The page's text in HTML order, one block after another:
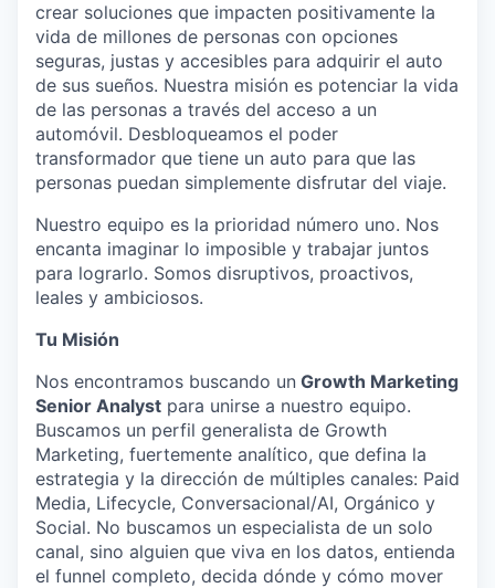
crear soluciones que impacten positivamente la
vida de millones de personas con opciones
seguras, justas y accesibles para adquirir el auto
de sus sueños. Nuestra misión es potenciar la vida
de las personas a través del acceso a un
automóvil. Desbloqueamos el poder
transformador que tiene un auto para que las
personas puedan simplemente disfrutar del viaje.
Nuestro equipo es la prioridad número uno. Nos
encanta imaginar lo imposible y trabajar juntos
para lograrlo. Somos disruptivos, proactivos,
leales y ambiciosos.
Tu Misión
Nos encontramos buscando un Growth Marketing
Senior Analyst para unirse a nuestro equipo.
Buscamos un perfil generalista de Growth
Marketing, fuertemente analítico, que defina la
estrategia y la dirección de múltiples canales: Paid
Media, Lifecycle, Conversacional/AI, Orgánico y
Social. No buscamos un especialista de un solo
canal, sino alguien que viva en los datos, entienda
el funnel completo, decida dónde y cómo mover